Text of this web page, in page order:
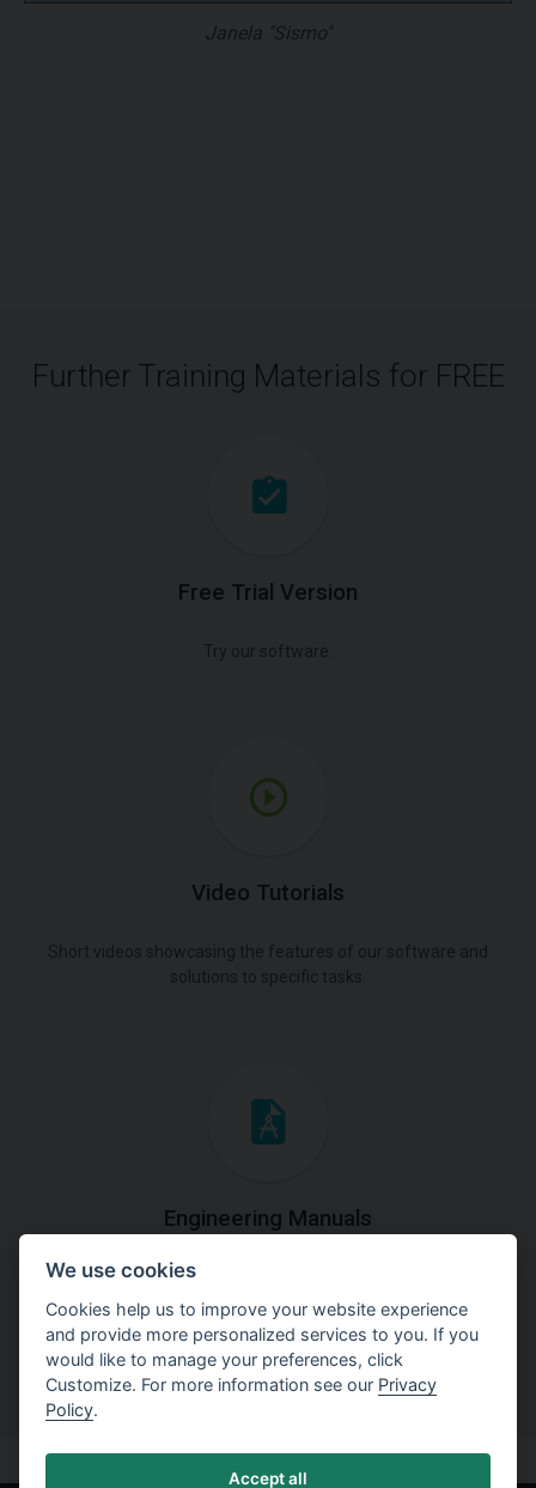
Janela "Sismo"
Further Training Materials for FREE
Free Trial Version
Video Tutorials
Engineering Manuals
Step by steps guides on how
to solve a specific tasks.
We use cookies
Cookies help us to improve your website experience
and provide more personalized services to you. If you
would like to manage your preferences, click
Customize. For more information see our Privacy
Policy.
Accept all